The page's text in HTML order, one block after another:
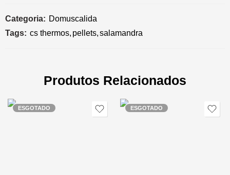
Categoria: Domuscalida
Tags: cs thermos, pellets,salamandra
Produtos Relacionados
ESGOTADO ESGOTADO